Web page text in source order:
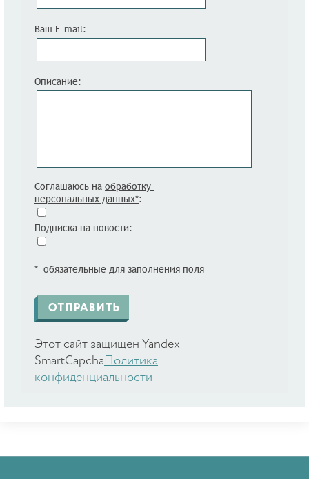
Ваш E-mail:
Описание:
Соглашаюсь на обработку
персональных данных*:
Подписка на новости:
* обязательные для заполнения поля
Этот сайт защищен Yandex
SmartCapcha Политика
конфиденциальности